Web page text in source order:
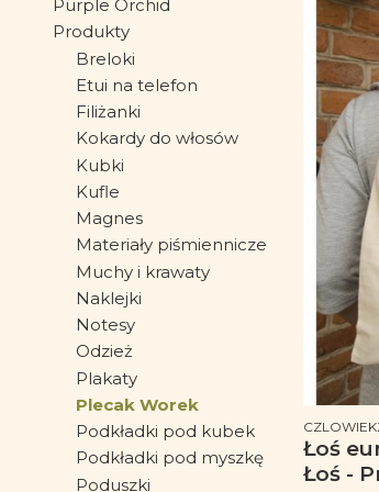
Purple Orchid
Produkty
Breloki
Etui na telefon
Filiżanki
Kokardy do włosów
Kubki
Kufle
Magnes
Materiały piśmiennicze
Muchy i krawaty
Naklejki
Notesy
Odzież
Plakaty
Plecak Worek
Podkładki pod kubek
Podkładki pod myszkę
Poduszki
Łoś
Łoś -